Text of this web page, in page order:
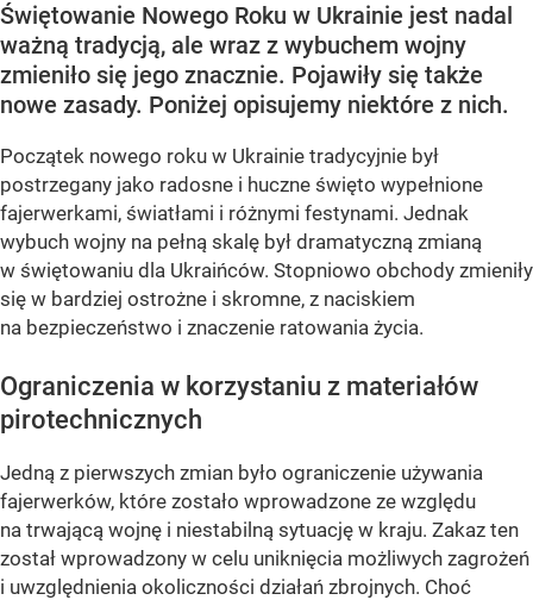
Świętowanie Nowego Roku w Ukrainie jest nadal
ważną tradycją, ale wraz z wybuchem wojny
zmieniło się jego znacznie. Pojawiły się także
nowe zasady. Poniżej opisujemy niektóre z nich.
Początek nowego roku w Ukrainie tradycyjnie był
postrzegany jako radosne i huczne święto wypełnione
fajerwerkami, światłami i różnymi festynami. Jednak
wybuch wojny na pełną skalę był dramatyczną zmianą
w świętowaniu dla Ukraińców. Stopniowo obchody zmieniły
się w bardziej ostrożne i skromne, z naciskiem
na bezpieczeństwo i znaczenie ratowania życia.
Ograniczenia w korzystaniu z materiałów
pirotechnicznych
Jedną z pierwszych zmian było ograniczenie używania
fajerwerków, które zostało wprowadzone ze względu
na trwającą wojnę i niestabilną sytuację w kraju. Zakaz ten
został wprowadzony w celu uniknięcia możliwych zagrożeń
i uwzględnienia okoliczności działań zbrojnych. Choć